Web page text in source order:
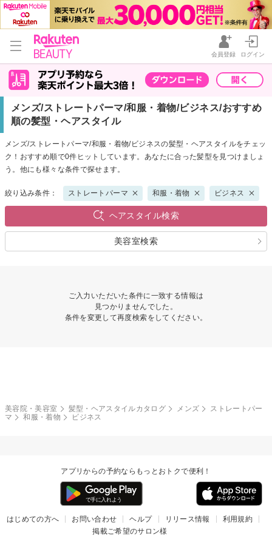
会員登録 ログイン
メンズ/ストレートパーマ/和服・着物/ビジネス/おすすめ
順の髪型・ヘアスタイル
メンズ/ストレートパーマ/和服・着物/ビジネスの髪型・ヘアスタイルをチェッ
ク！おすすめ順で0件ヒットしています。あなたに合った髪型を見つけましょ
う。他にも様々な条件で探せます。
絞り込み条件： ストレートパーマ 和服・着物 ビジネス
ヘアスタイル検索
美容室検索
ご入力いただいた条件に一致する情報は
見つかりませんでした。
条件を変更して再度検索をしてください。
美容院・美容室 髪型・ヘアスタイルカタログ メンズ
ストレートパー
マ
和服・着物 ビジネス
アプリからの予約ならもっとおトクで便利！
はじめての方へ お問い合わせ ヘルプ リリース情報
利用規約
掲載ご希望のサロン様